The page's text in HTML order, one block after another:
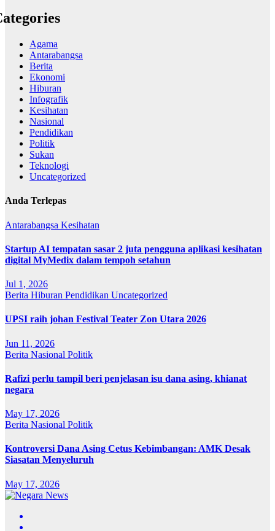
Agama
Antarabangsa
Berita
Ekonomi
Hiburan
Infografik
Kesihatan
Nasional
Pendidikan
Politik
Sukan
Teknologi
Uncategorized
Anda Terlepas
Antarabangsa Kesihatan
Startup AI tempatan sasar 2 juta pengguna aplikasi kesihatan
digital MyMedix dalam tempoh setahun
Jul 1, 2026
Berita Hiburan Pendidikan Uncategorized
UPSI raih johan Festival Teater Zon Utara 2026
Jun 11, 2026
Berita Nasional Politik
Rafizi perlu tampil beri penjelasan isu dana asing, khianat
negara
May 17, 2026
Berita Nasional Politik
Kontroversi Dana Asing Cetus Kebimbangan: AMK Desak
Siasatan Menyeluruh
May 17, 2026